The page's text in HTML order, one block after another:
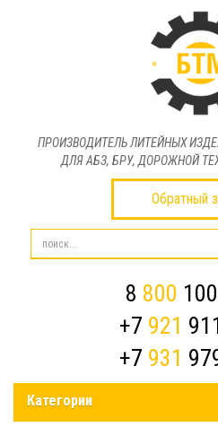
ПРОИЗВОДИТЕЛЬ ЛИТЕЙНЫХ
ДЛЯ АБЗ, БРУ, ДОРОЖНОЙ
Обратный
8 800
+7 921
+7 931
Категории